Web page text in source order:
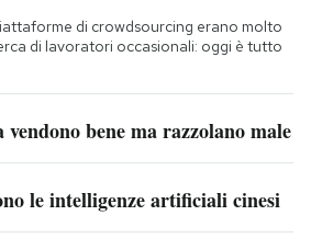
di crowdsourcing erano molto
di lavoratori occasionali: oggi è tutto
bene ma razzolano male
le intelligenze artificiali cinesi